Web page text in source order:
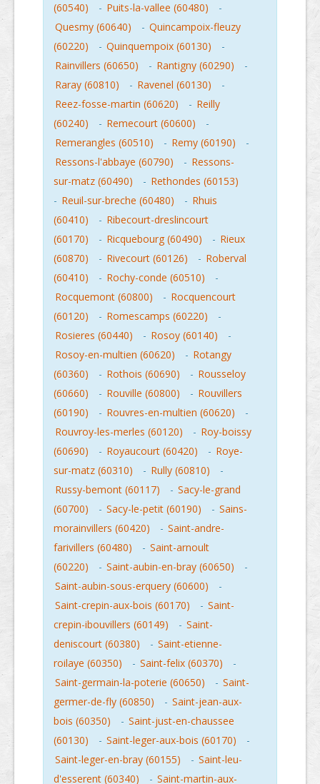
(60540)
- Puits-la-vallee (60480)
-
Quesmy (60640)
- Quincampoix-fleuzy
(60220)
- Quinquempoix (60130)
-
Rainvillers (60650)
- Rantigny (60290)
-
Raray (60810)
- Ravenel (60130)
-
Reez-fosse-martin (60620)
- Reilly
(60240)
- Remecourt (60600)
-
Remerangles (60510)
- Remy (60190)
-
Ressons-l'abbaye (60790)
- Ressons-
sur-matz (60490)
- Rethondes (60153)
- Reuil-sur-breche (60480) - Rhuis
(60410)
- Ribecourt-dreslincourt
(60170)
- Ricquebourg (60490) - Rieux
(60870)
- Rivecourt (60126) - Roberval
(60410)
- Rochy-conde (60510)
-
Rocquemont (60800)
- Rocquencourt
(60120)
- Romescamps (60220)
-
Rosieres (60440)
- Rosoy (60140)
-
Rosoy-en-multien (60620)
- Rotangy
(60360)
- Rothois (60690) - Rousseloy
(60660)
- Rouville (60800) - Rouvillers
(60190)
- Rouvres-en-multien (60620)
-
Rouvroy-les-merles (60120)
- Roy-boissy
(60690)
- Royaucourt (60420) - Roye-
sur-matz (60310)
- Rully (60810)
-
Russy-bemont (60117)
- Sacy-le-grand
(60700)
- Sacy-le-petit (60190) - Sains-
morainvillers (60420)
- Saint-andre-
farivillers (60480)
- Saint-arnoult
(60220)
- Saint-aubin-en-bray (60650)
-
Saint-aubin-sous-erquery (60600)
-
Saint-crepin-aux-bois (60170)
- Saint-
crepin-ibouvillers (60149)
- Saint-
deniscourt (60380)
- Saint-etienne-
roilaye (60350)
- Saint-felix (60370)
-
Saint-germain-la-poterie (60650)
- Saint-
germer-de-fly (60850)
- Saint-jean-aux-
bois (60350)
- Saint-just-en-chaussee
(60130)
- Saint-leger-aux-bois (60170)
-
Saint-leger-en-bray (60155)
- Saint-leu-
d'esserent (60340)
- Saint-martin-aux-